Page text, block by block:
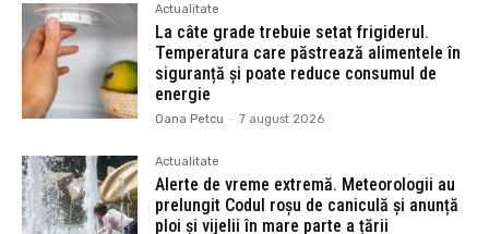
Actualitate
La câte grade trebuie setat frigiderul.
Temperatura care păstrează alimentele în
siguranță și poate reduce consumul de
energie
Oana Petcu - 7 august 2026
Actualitate
Alerte de vreme extremă. Meteorologii au
prelungit Codul roșu de caniculă și anunță
ploi și vijelii în mare parte a țării